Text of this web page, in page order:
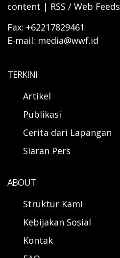
content | RSS / Web Feeds
Fax: +62217829461
E-mail: media@wwf.id
TERKINI
Artikel
Publikasi
Cerita dari Lapangan
Siaran Pers
ABOUT
Struktur Kami
Kebijakan Sosial
Kontak